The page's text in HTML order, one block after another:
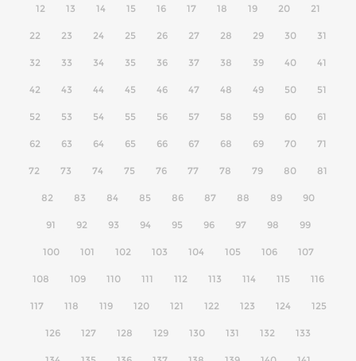
12 13 14 15 16 17 18 19 20 21
22 23 24 25 26 27 28 29 30 31
32 33 34 35 36 37 38 39 40 41
42 43 44 45 46 47 48 49 50 51
52 53 54 55 56 57 58 59 60 61
62 63 64 65 66 67 68 69 70 71
72 73 74 75 76 77 78 79 80 81
82 83 84 85 86 87 88 89 90
91 92 93 94 95 96 97 98 99
100 101 102 103 104 105 106 107
108 109 110 111 112 113 114 115 116
117 118 119 120 121 122 123 124 125
126 127 128 129 130 131 132 133